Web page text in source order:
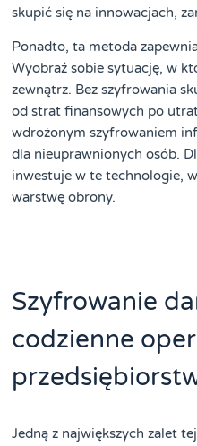
skupić się na innowacjach,
Ponadto, ta metoda
Wyobraź sobie sytuację, w
zewnątrz. Bez szyfrowania
od strat finansowych po
wdrożonym szyfrowaniem
dla nieuprawnionych osób.
inwestuje w te technologie,
warstwę obrony.
Szyfrowanie
codzienne
Jedną z największych zalet